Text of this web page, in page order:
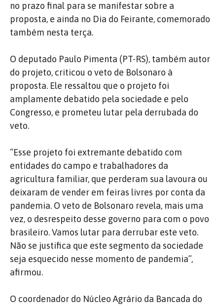
no prazo final para se manifestar sobre a
proposta, e ainda no Dia do Feirante, comemorado
também nesta terça.
O deputado Paulo Pimenta (PT-RS), também autor
do projeto, criticou o veto de Bolsonaro à
proposta. Ele ressaltou que o projeto foi
amplamente debatido pela sociedade e pelo
Congresso, e prometeu lutar pela derrubada do
veto.
“Esse projeto foi extremante debatido com
entidades do campo e trabalhadores da
agricultura familiar, que perderam sua lavoura ou
deixaram de vender em feiras livres por conta da
pandemia. O veto de Bolsonaro revela, mais uma
vez, o desrespeito desse governo para com o povo
brasileiro. Vamos lutar para derrubar este veto.
Não se justifica que este segmento da sociedade
seja esquecido nesse momento de pandemia”,
afirmou.
O coordenador do Núcleo Agrário da Bancada do